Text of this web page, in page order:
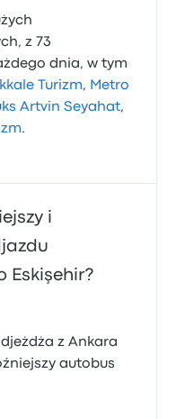
z 73
dnia, w tym
Turizm, Metro
Artvin Seyahat,
.
i
Eskişehir?
z Ankara
autobus